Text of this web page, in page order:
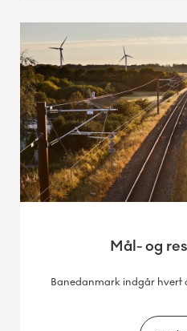
Mål- og
Banedanmark indgår hvert